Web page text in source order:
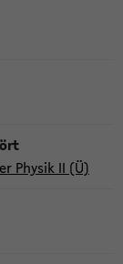
Physik II (Ü)